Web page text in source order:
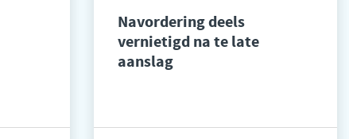
Navordering deels
vernietigd na te late
aanslag